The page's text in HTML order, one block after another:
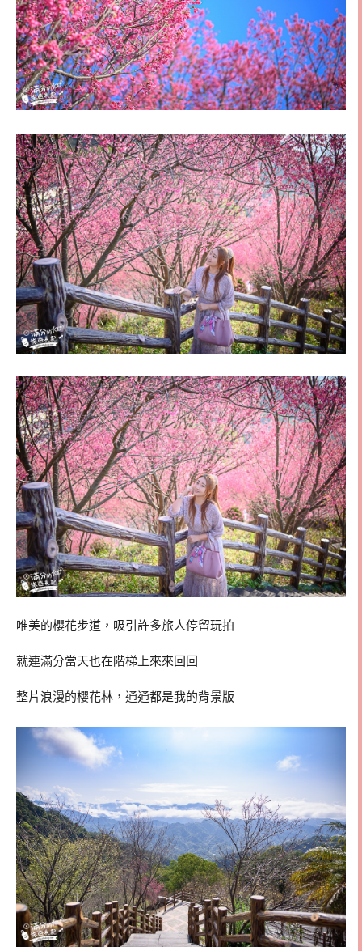
唯美的櫻花步道，吸引許多旅人停留玩拍
就連滿分當天也在階梯上來來回回
整片浪漫的櫻花林，通通都是我的背景版